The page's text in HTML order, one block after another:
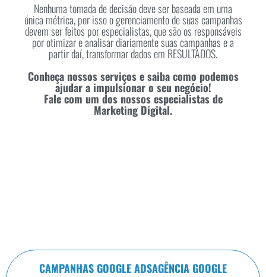
Nenhuma tomada de decisão deve ser baseada em uma
única métrica, por isso o gerenciamento de suas campanhas
devem ser feitos por especialistas, que são os responsáveis
por otimizar e analisar diariamente suas campanhas e a
partir daí, transformar dados em RESULTADOS.
Conheça nossos serviços e saiba como podemos
ajudar a impulsionar o seu negócio!
Fale com um dos nossos especialistas de
Marketing Digital.
CAMPANHAS GOOGLE ADSAGÊNCIA GOOGLE